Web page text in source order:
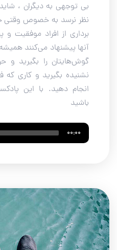
بی توجهی به دیگران ،
نظر نرسد به خصوص وقتی
برداری از افراد موفقیت و
آنها پیشنهاد می‌کنند
گوش‌هایتان را بگیرید و
نشنیده بگیرید و کاری
انجام دهید. با این
باشید
Audio
Player
00:00